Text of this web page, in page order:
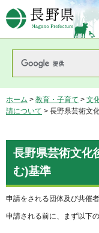
長野
ホーム > 教育・子育て > 文
請について > 長野県芸術文
長野県芸術文化
む)基準
申請をされる団体及び共催
申請される前に、まず以下